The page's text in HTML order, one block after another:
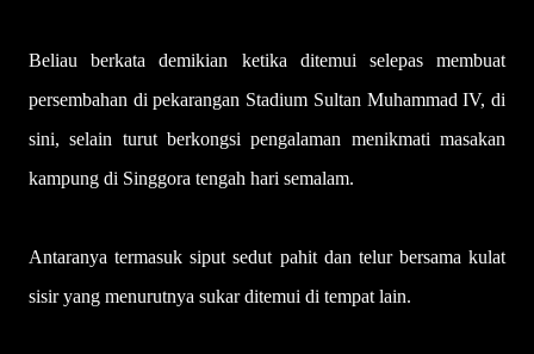
Beliau berkata demikian ketika ditemui selepas membuat
persembahan di pekarangan Stadium Sultan Muhammad IV, di
sini, selain turut berkongsi pengalaman menikmati masakan
kampung di Singgora tengah hari semalam.
Antaranya termasuk siput sedut pahit dan telur bersama kulat
sisir yang menurutnya sukar ditemui di tempat lain.